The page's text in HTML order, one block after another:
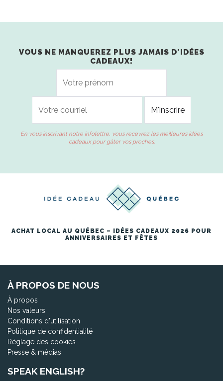
VOUS NE MANQUEREZ PLUS JAMAIS D'IDÉES
CADEAUX!
En vous inscrivant notre infolettre, vous recevrez les meilleures idées
cadeaux pour gâter vos proches.
ACHAT LOCAL AU QUÉBEC – IDÉES CADEAUX 2026 POUR
ANNIVERSAIRES ET FÊTES
À PROPOS DE NOUS
À propos
Nos valeurs
Conditions d'utilisation
Politique de confidentialité
Réglage des cookies
Presse & médias
SPEAK ENGLISH?